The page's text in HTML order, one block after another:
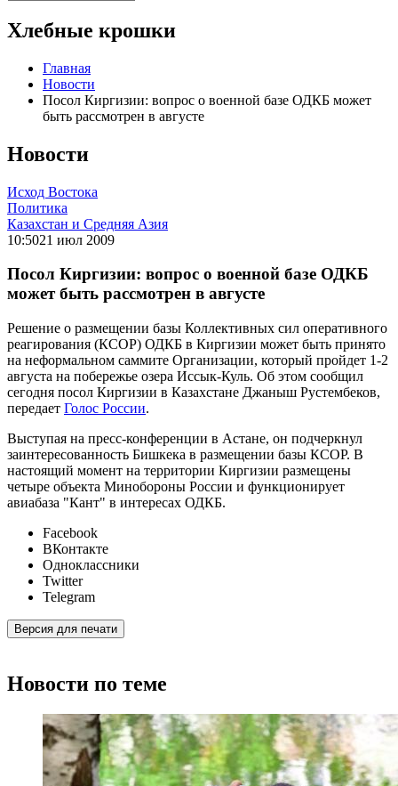
Хлебные крошки
Главная
Новости
Посол Киргизии: вопрос о военной базе ОДКБ может
быть рассмотрен в августе
Новости
Исход Востока
Политика
Казахстан и Средняя Азия
10:5021 июл 2009
Посол Киргизии: вопрос о военной базе ОДКБ
может быть рассмотрен в августе
Решение о размещении базы Коллективных сил оперативного
реагирования (КСОР) ОДКБ в Киргизии может быть принято
на неформальном саммите Организации, который пройдет 1-2
августа на побережье озера Иссык-Куль. Об этом сообщил
сегодня посол Киргизии в Казахстане Джаныш Рустембеков,
передает Голос России.
Выступая на пресс-конференции в Астане, он подчеркнул
заинтересованность Бишкека в размещении базы КСОР. В
настоящий момент на территории Киргизии размещены
четыре объекта Минобороны России и функционирует
авиабаза "Кант" в интересах ОДКБ.
Facebook
ВКонтакте
Одноклассники
Twitter
Telegram
Версия для печати
Новости по теме